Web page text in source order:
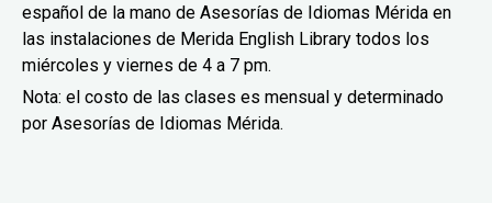
español de la mano de Asesorías de Idiomas Mérida en
las instalaciones de Merida English Library todos los
miércoles y viernes de 4 a 7 pm.
Nota: el costo de las clases es mensual y determinado
por Asesorías de Idiomas Mérida.